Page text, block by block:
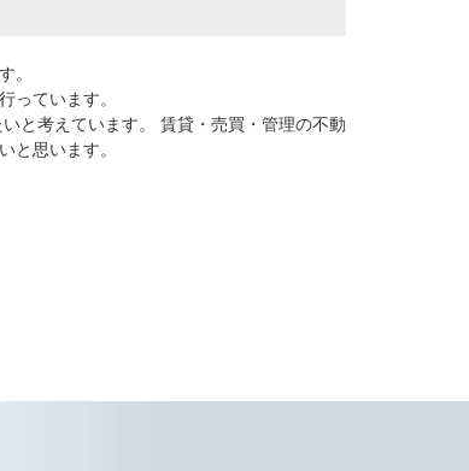
。
っています。
と考えています。 賃貸・売買・管理の不動
と思います。